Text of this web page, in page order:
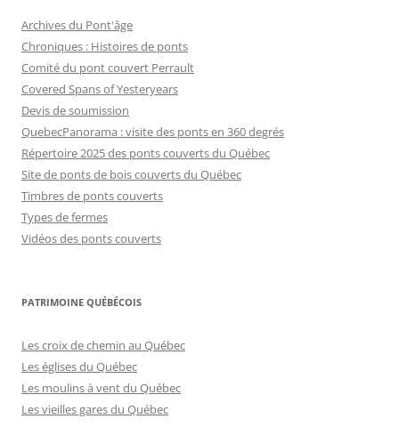
Archives du Pont'âge
Chroniques : Histoires de ponts
Comité du pont couvert Perrault
Covered Spans of Yesteryears
Devis de soumission
QuebecPanorama : visite des ponts en 360 degrés
Répertoire 2025 des ponts couverts du Québec
Site de ponts de bois couverts du Québec
Timbres de ponts couverts
Types de fermes
Vidéos des ponts couverts
PATRIMOINE QUÉBÉCOIS
Les croix de chemin au Québec
Les églises du Québec
Les moulins à vent du Québec
Les vieilles gares du Québec